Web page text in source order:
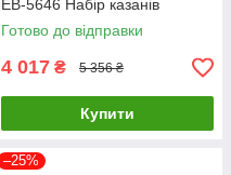
EB-5646 Набір казанів
(кастрюль) 12 предметів
Готово до відправки
4 017 ₴ 5 356 ₴
Купити
–25%